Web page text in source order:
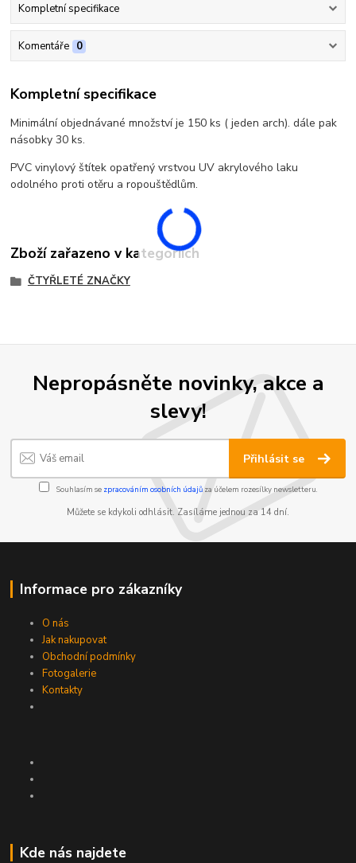
Kompletní specifikace
Komentáře 0
Kompletní specifikace
Minimální objednávané množství je 150 ks ( jeden arch). dále pak
násobky 30 ks.
PVC vinylový štítek opatřený vrstvou UV akrylového laku
odolného proti otěru a ropouštědlům.
Zboží zařazeno v kategoriích
ČTYŘLETÉ ZNAČKY
Nepropásněte novinky, akce a
slevy!
Přihlásit se
Souhlasím se zpracováním osobních údajůza účelem rozesílky newsletteru.
Můžete se kdykoli odhlásit. Zasíláme jednou za 14 dní.
Informace pro zákazníky
O nás
Jak nakupovat
Obchodní podmínky
Fotogalerie
Kontakty
Kde nás najdete